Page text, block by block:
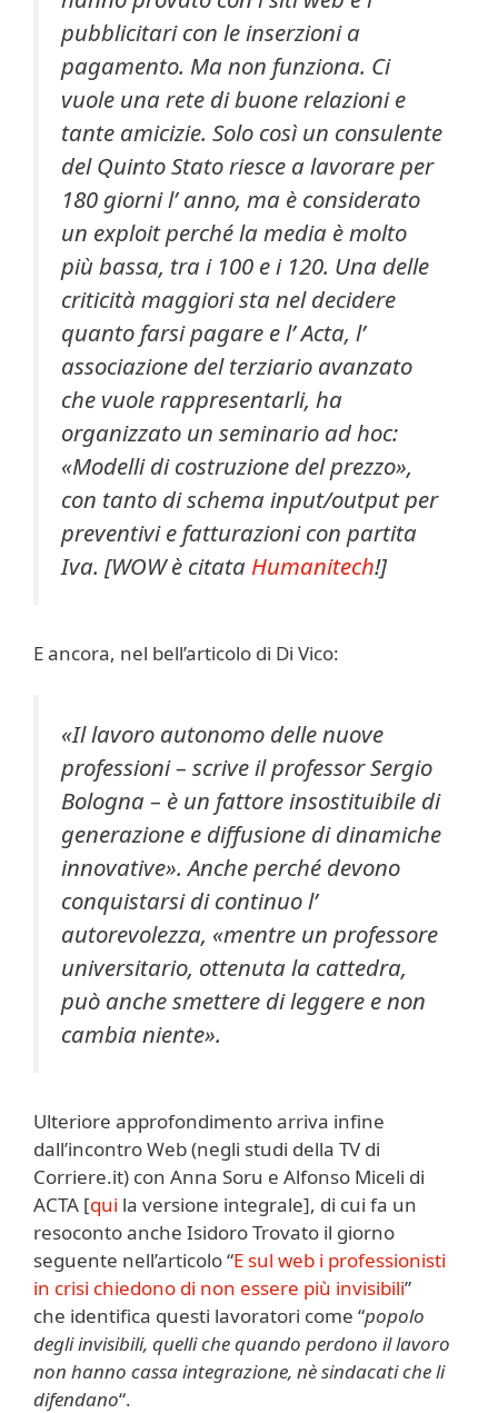
pubblicitari con le inserzioni a
pagamento. Ma non funziona. Ci
vuole una rete di buone relazioni e
tante amicizie. Solo così un consulente
del Quinto Stato riesce a lavorare per
180 giorni l’ anno, ma è considerato
un exploit perché la media è molto
più bassa, tra i 100 e i 120. Una delle
criticità maggiori sta nel decidere
quanto farsi pagare e l’ Acta, l’
associazione del terziario avanzato
che vuole rappresentarli, ha
organizzato un seminario ad hoc:
«Modelli di costruzione del prezzo»,
con tanto di schema input/output per
preventivi e fatturazioni con partita
Iva. [WOW è citata Humanitech!]
E ancora, nel bell’articolo di Di Vico:
«Il lavoro autonomo delle nuove
professioni – scrive il professor Sergio
Bologna – è un fattore insostituibile di
generazione e diffusione di dinamiche
innovative». Anche perché devono
conquistarsi di continuo l’
autorevolezza, «mentre un professore
universitario, ottenuta la cattedra,
può anche smettere di leggere e non
cambia niente».
Ulteriore approfondimento arriva infine
dall’incontro Web (negli studi della TV di
Corriere.it) con Anna Soru e Alfonso Miceli di
ACTA [qui la versione integrale], di cui fa un
resoconto anche Isidoro Trovato il giorno
seguente nell’articolo “E sul web i professionisti
in crisi chiedono di non essere più invisibili”
che identifica questi lavoratori come “popolo
degli invisibili, quelli che quando perdono il lavoro
non hanno cassa integrazione, nè sindacati che li
difendano“.